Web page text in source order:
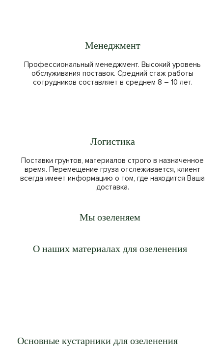
Менеджмент
Профессиональный менеджмент. Высокий уровень
обслуживания поставок. Средний стаж работы
сотрудников составляет в среднем 8 – 10 лет.
Логистика
Поставки грунтов, материалов строго в назначенное
время. Перемещение груза отслеживается, клиент
всегда имеет информацию о том, где находится Ваша
доставка.
Мы озеленяем
Новые Жилые Комплексы
Московский центр
Серебряный бор
КП Миллениум
Комплекс Лужники
Парк Горького
Парк Сокольники
Екатерининский парк
Аэропорт Шереметьево
Поклонная гора
Павшинская пойма
ВДНХ
О наших материалах для озеленения
Основные кустарники для озеленения